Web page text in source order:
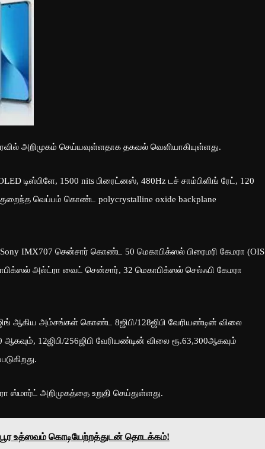
அறிமுகம் செய்யவுள்ளதாக தகவல் வெளியாகியுள்ளது.
டிஸ்பிளே, 1500 nits பிரைட்னஸ், 480Hz டச் சாம்பிளிங் ரேட், 120
வெப்பம் கொண்ட polycrystalline oxide backplane
Sony IMX707 சென்சார் கொண்ட 50 மெகாபிக்ஸல் பிரைமரி கேமரா (OIS
அல்ட்ரா வைட் சென்சார், 32 மெகாபிக்ஸல் செல்ஃபி கேமரா
ஆகிய அம்சங்கள் கொண்ட 8ஜிபி/128ஜிபி வேரியண்டின் விலை
ஆகவும், 12ஜிபி/256ஜிபி வேரியண்டின் விலை ரூ.63,300ஆகவும்
ஸ்மார்ட் அறிமுகத்தை உறுதி செய்துள்ளது.
உத்ஸவம் கொடியேற்றத்துடன் தொடக்கம்!